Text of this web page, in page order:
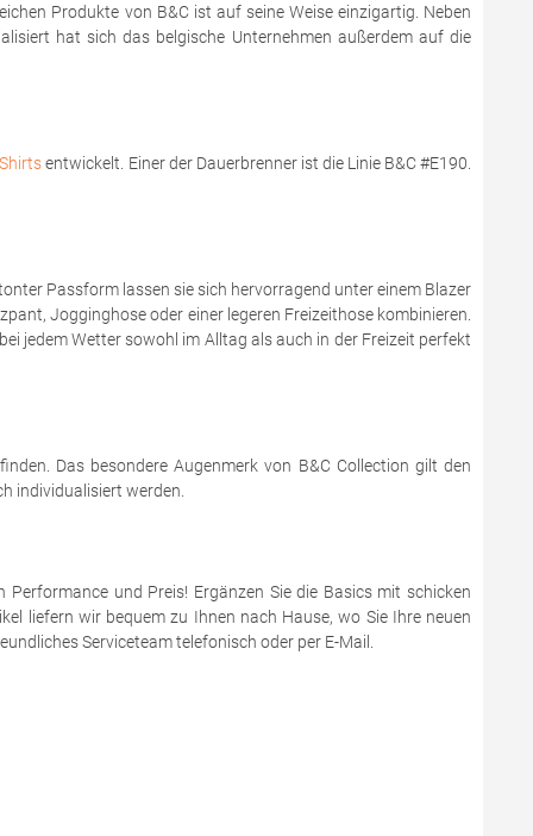
Produkte von B&C ist auf seine Weise einzigartig. Neben
hat sich das belgische Unternehmen außerdem auf die
entwickelt. Einer der Dauerbrenner ist die Linie B&C #E190.
Passform lassen sie sich hervorragend unter einem Blazer
Jogginghose oder einer legeren Freizeithose kombinieren.
jedem Wetter sowohl im Alltag als auch in der Freizeit perfekt
Das besondere Augenmerk von B&C Collection gilt den
individualisiert werden.
und Preis! Ergänzen Sie die Basics mit schicken
liefern wir bequem zu Ihnen nach Hause, wo Sie Ihre neuen
Serviceteam telefonisch oder per E-Mail.